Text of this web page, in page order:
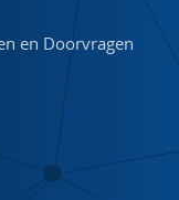
en Doorvragen